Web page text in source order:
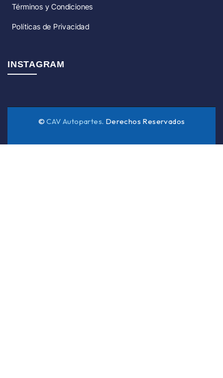
Términos y Condiciones
Políticas de Privacidad
INSTAGRAM
©CAV Autopartes. Derechos Reservados